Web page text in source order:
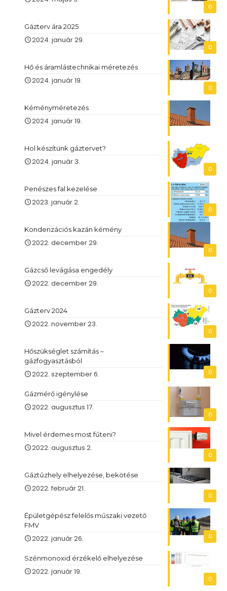
0
0
Gázterv ára 2025
2024. január 29.
0
Hő és áramlástechnikai méretezés
2024. január 19.
Kéményméretezés
2024. január 19.
0
Hol készítünk gáztervet?
2024. január 3.
0
Penészes fal kezelése
2023. január 2.
0
Kondenzációs kazán kémény
2022. december 29.
0
Gázcső levágása engedély
2022. december 29.
0
Gázterv 2024
2022. november 23.
0
Hőszükséglet számítás –
gázfogyasztásból
2022. szeptember 6.
0
Gázmérő igénylése
2022. augusztus 17.
0
Mivel érdemes most fűteni?
2022. augusztus 2.
0
Gáztűzhely elhelyezése, bekötése
2022. február 21.
0
Épületgépész felelős műszaki vezető
FMV
2022. január 26.
0
Szénmonoxid érzékelő elhelyezése
2022. január 19.